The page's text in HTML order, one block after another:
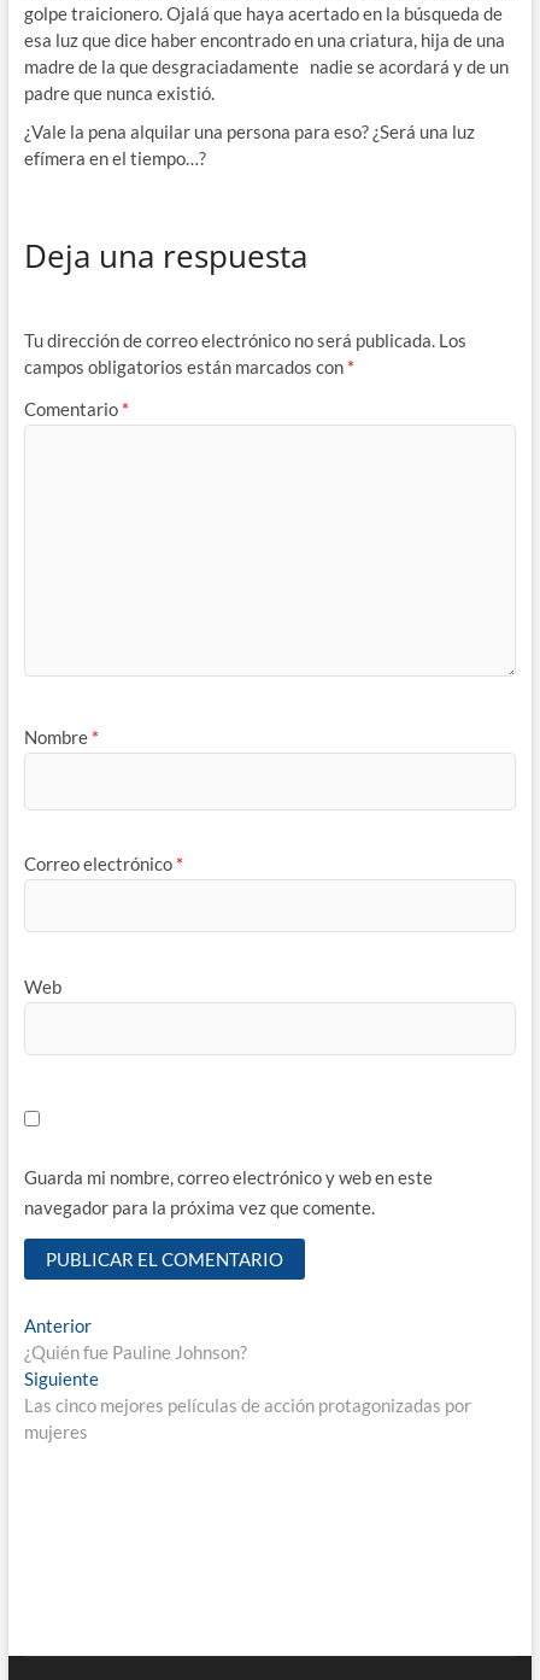
golpe traicionero. Ojalá que haya acertado en la búsqueda de
esa luz que dice haber encontrado en una criatura, hija de una
madre de la que desgraciadamente nadie se acordará y de un
padre que nunca existió.
¿Vale la pena alquilar una persona para eso? ¿Será una luz
efímera en el tiempo…?
Deja una respuesta
Tu dirección de correo electrónico no será publicada. Los
campos obligatorios están marcados con *
Comentario *
Nombre *
Correo electrónico *
Web
Guarda mi nombre, correo electrónico y web en este
navegador para la próxima vez que comente.
Navegación
de
entradas
AnteriorEntrada
anterior:
¿Quién fue Pauline Johnson?
SiguienteEntrada
siguiente:
Las cinco mejores películas de acción protagonizadas por
mujeres